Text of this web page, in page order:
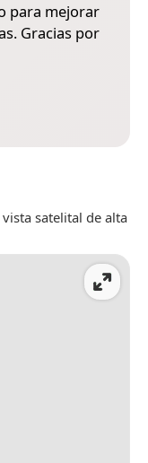
para mejorar
Gracias por
vista satelital de alta